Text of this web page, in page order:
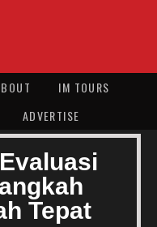
IM TOURS
ADVERTISE
Tepat